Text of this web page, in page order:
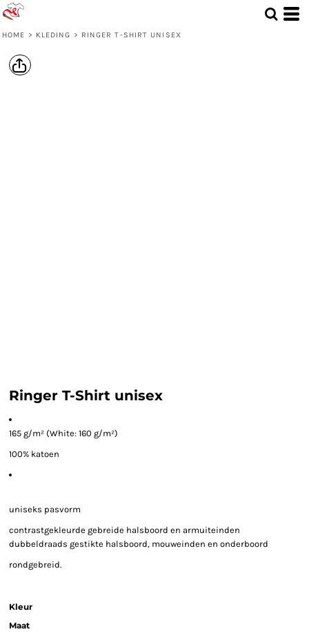
HOME > KLEDING > RINGER T-SHIRT UNISEX
Ringer T-Shirt unisex
165 g/m² (White: 160 g/m²)
100% katoen
uniseks pasvorm
contrastgekleurde gebreide halsboord en armuiteinden
dubbeldraads gestikte halsboord, mouweinden en onderboord
rondgebreid.
Kleur
Maat